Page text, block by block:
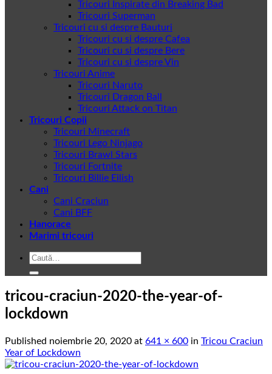
Tricouri Inspirate din Breaking Bad
Tricouri Superman
Tricouri cu si despre Bauturi
Tricouri cu si despre Cafea
Tricouri cu si despre Bere
Tricouri cu si despre Vin
Tricouri Anime
Tricouri Naruto
Tricouri Dragon Ball
Tricouri Attack on Titan
Tricouri Copii
Tricouri Minecraft
Tricouri Lego Ninjago
Tricouri Brawl Stars
Tricouri Fortnite
Tricouri Billie Eilish
Cani
Cani Craciun
Cani BFF
Hanorace
Marimi tricouri
Caută
tricou-craciun-2020-the-year-of-
lockdown
Published noiembrie 20, 2020 at 641 × 600 in Tricou Craciun
Year of Lockdown